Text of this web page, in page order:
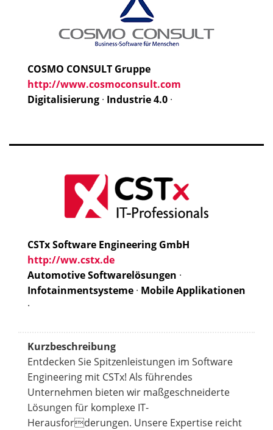
COSMO CONSULT Gruppe
http://www.cosmoconsult.com
Digitalisierung · Industrie 4.0 ·
CSTx Software Engineering GmbH
http://ww.cstx.de
Automotive Softwarelösungen ·
Infotainmentsysteme · Mobile Applikationen
·
Kurzbeschreibung
Entdecken Sie Spitzenleistungen im Software
Engineering mit CSTx! Als führendes
Unternehmen bieten wir maßgeschneiderte
Lösungen für komplexe IT-
Herausforderungen. Unsere Expertise reicht